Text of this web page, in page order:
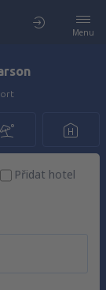
Menu
Přidat hotel